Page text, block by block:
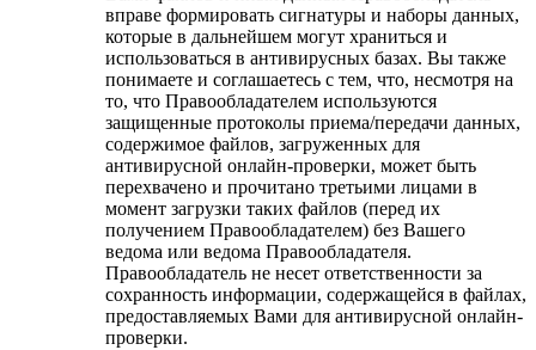
вправе формировать сигнатуры и наборы данных,
которые в дальнейшем могут храниться и
использоваться в антивирусных базах. Вы также
понимаете и соглашаетесь с тем, что, несмотря на
то, что Правообладателем используются
защищенные протоколы приема/передачи данных,
содержимое файлов, загруженных для
антивирусной онлайн-проверки, может быть
перехвачено и прочитано третьими лицами в
момент загрузки таких файлов (перед их
получением Правообладателем) без Вашего
ведома или ведома Правообладателя.
Правообладатель не несет ответственности за
сохранность информации, содержащейся в файлах,
предоставляемых Вами для антивирусной онлайн-
проверки.